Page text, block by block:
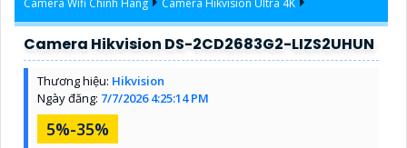
Camera Hikvision DS-2CD2683G2-LIZS2UHUN
Thương hiệu: Hikvision
Ngày đăng: 7/7/2026 4:25:14 PM
5%-35%